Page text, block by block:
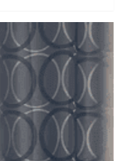
nie docierał,
używaną
po